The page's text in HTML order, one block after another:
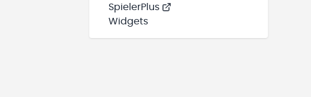
SpielerPlus
Widgets